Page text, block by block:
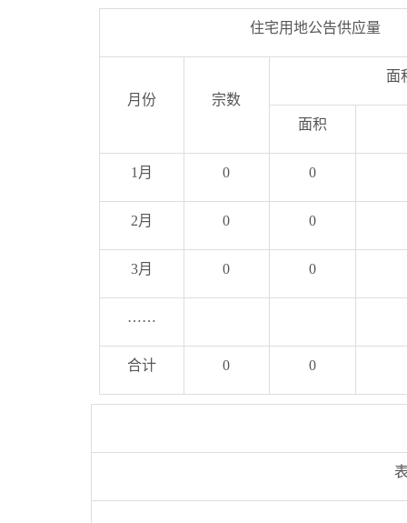
住宅用地公告供应量
月份 宗数
面
面积
1月 0 0
2月 0 0
3月 0 0
……
合计 0 0